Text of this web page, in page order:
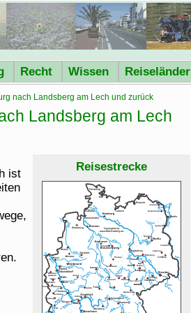
Recht Wissen Reiseländer
nach Landsberg am Lech und zurück
Landsberg am Lech
Reisestrecke
ist